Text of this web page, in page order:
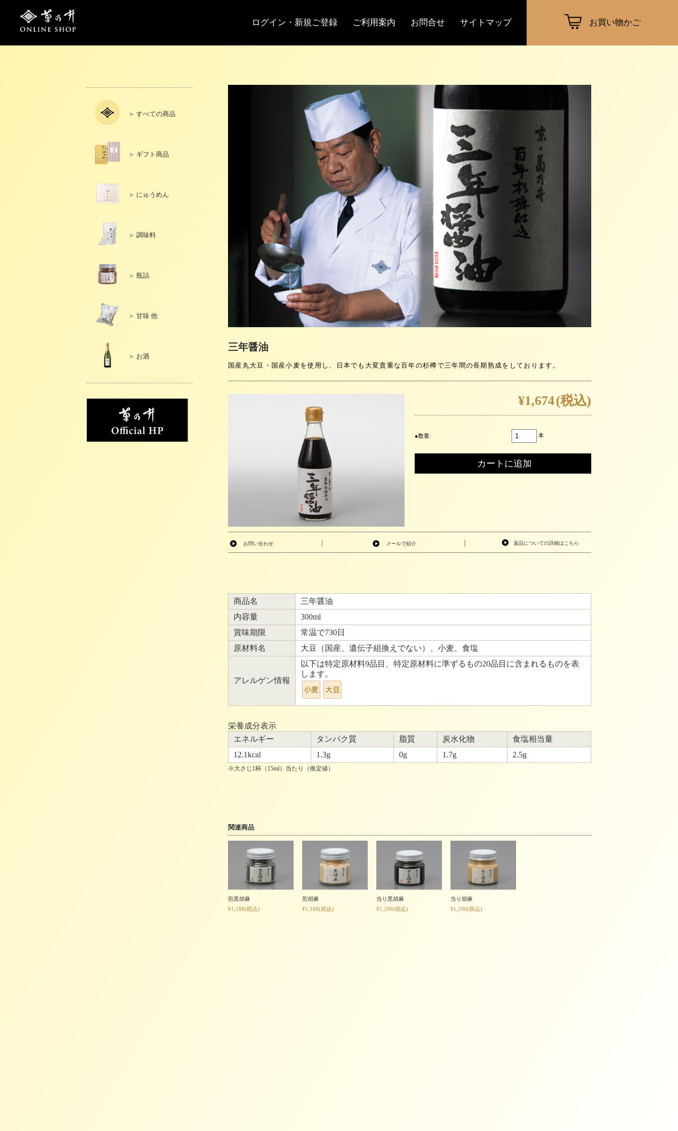
ログイン・新規ご登録 ご利用案内 お問合せ サイトマップ お買い物かご
三年醤油
国産丸大豆・国産小麦を使用し、日本でも大変貴重な百年の杉樽で三年間の長期熟成をしております。
¥1,674(税込)
数量: 本
お問い合わせ | メールで紹介 | 返品についての詳細はこちら
商品名
三年醤油
内容量
300ml
賞味期限
常温で730日
原材料名
大豆（国産、遺伝子組換えでない）、小麦、食塩
アレルゲン情報
以下は特定原材料9品目、特定原材料に準ずるもの20品目に含まれるものを表
します。
栄養成分表示
エネルギー
タンパク質 脂質 炭水化物
食塩相当量
12.1kcal
1.3g 0g 1.7g 2.5g
※大さじ1杯（15ml）当たり（推定値）
関連商品
煎黒胡麻
¥1,188(税込)
煎胡麻
¥1,188(税込)
当り黒胡麻
¥1,296(税込)
当り胡麻
¥1,296(税込)
＞ すべての商品
＞ ギフト商品
＞ にゅうめん
＞ 調味料
＞ 瓶詰
＞ 甘味 他
＞ お酒